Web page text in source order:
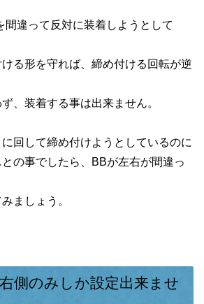
間違って反対に装着しようとして
る形を守れば、締め付ける回転が逆
、装着する事は出来ません。
回して締め付けようとしているのに
の事でしたら、BBが左右が間違っ
ましょう。
側のみしか設定出来ませ